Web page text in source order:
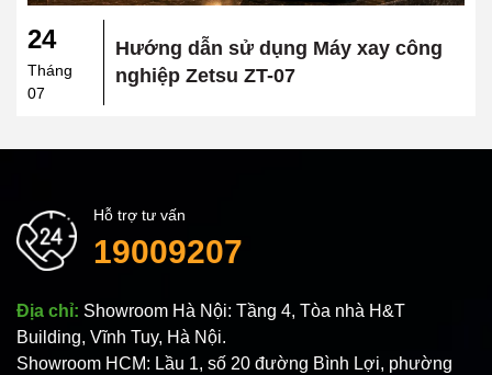
24
Tháng
07
Hướng dẫn sử dụng Máy xay công
nghiệp Zetsu ZT-07
Hỗ trợ tư vấn
19009207
Địa chỉ: Showroom Hà Nội: Tầng 4, Tòa nhà H&T
Building, Vĩnh Tuy, Hà Nội.
Showroom HCM: Lầu 1, số 20 đường Bình Lợi, phường